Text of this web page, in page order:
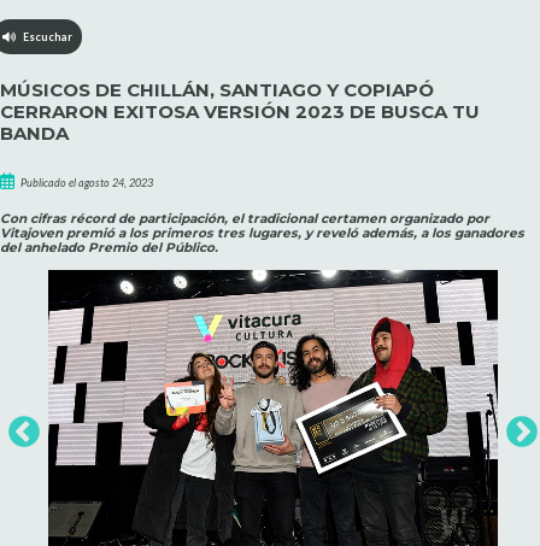
Escuchar
MÚSICOS DE CHILLÁN, SANTIAGO Y COPIAPÓ
CERRARON EXITOSA VERSIÓN 2023 DE BUSCA TU
BANDA
Publicado el agosto 24, 2023
Con cifras récord de participación, el tradicional certamen organizado por
Vitajoven premió a los primeros tres lugares, y reveló además, a los ganadores
del anhelado Premio del Público.